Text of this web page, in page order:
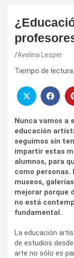
Avelina Lesper
Tiempo de lectura:
Nunca vamos a
educación
seguimos sin
impartir estas
alumnos, para
como personas.
museos,
mejorar porque
no está
fundamental.
La educación
de estudios
arte no sólo es